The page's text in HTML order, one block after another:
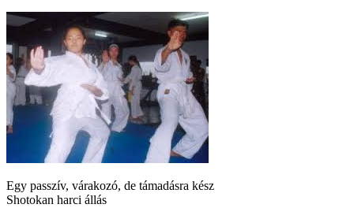
Egy passzív, várakozó, de támadásra kész
Shotokan harci állás